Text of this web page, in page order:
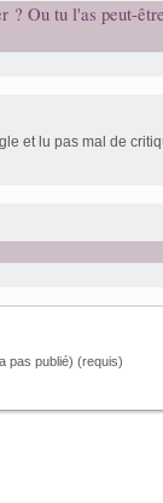
? Ou tu l'as peut-
et lu pas mal de
pas publié) (requis)